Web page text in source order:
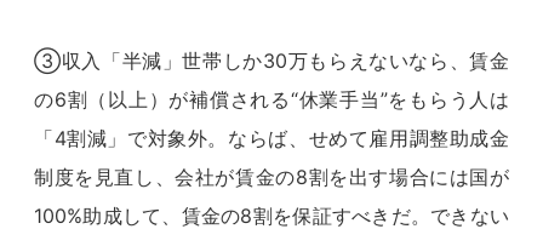
③収入「半減」世帯しか30万もらえないなら、賃金
の6割（以上）が補償される“休業手当”をもらう人は
「4割減」で対象外。ならば、せめて雇用調整助成金
制度を見直し、会社が賃金の8割を出す場合には国が
100%助成して、賃金の8割を保証すべきだ。できない